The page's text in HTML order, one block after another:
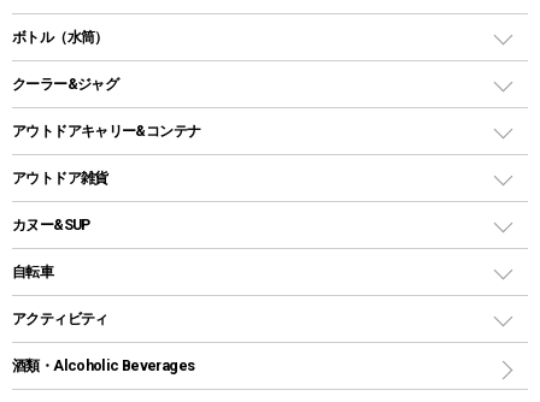
スクエアタープ（レクタタープ）
メッシュタープ
自立式タープ
パラソル
テントアクセサリー
ペグ
グランドシート
ガイドロープ
ツール
LEDライト
ヘッドライト
キャンドル
ガス缶
ガストーチ、ライター
焚き火台タイプ（ロースタイル）グリル
卓上タイプグリル
パーティータイプグリル
鉄板、アミ
焚き火台&ストーブ
火起こし
バーベキューツール
ダッチオーブン
ホットサンドメーカー
クッカーセット
シェラカップ
クッキングツール
ナイフ
ボトル（水筒）
ステンレスボトル
コップ付きタイプ
ワンタッチタイプ
プラスチックボトル
ディズニーボトル
クーラー&ジャグ
クーラーボックス
クーラーバッグ
ウォータージャグ
保冷剤
アウトドアキャリー&コンテナ
アウトドアキャリー
アウトドア雑貨
バックパック&バッグ
リュック、バックパック
トートバッグ、サコッシュ
ショッピングキャリー
カヌー&SUP
インフレータブル
カヤック
自転車
折りたたみ自転車
スポーツサイクル
シティサイクル
アクティビティ
マリン
酒類・Alcoholic Beverages